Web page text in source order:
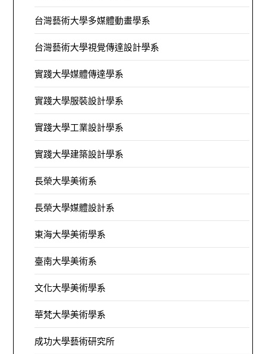
台灣藝術大學多媒體動畫學系
台灣藝術大學視覺傳達設計學系
實踐大學媒體傳達學系
實踐大學服裝設計學系
實踐大學工業設計學系
實踐大學建築設計學系
長榮大學美術系
長榮大學媒體設計系
東海大學美術學系
臺南大學美術系
文化大學美術學系
華梵大學美術學系
成功大學藝術研究所